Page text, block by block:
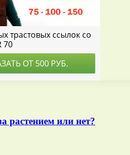
растением или нет?